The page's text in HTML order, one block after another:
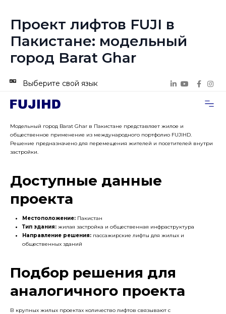
Проект лифтов FUJI в
Пакистане: модельный
город Barat Ghar
Выберите свой язык
Модельный город Barat Ghar в Пакистане представляет жилое и
общественное применение из международного портфолио FUJIHD.
Решение предназначено для перемещения жителей и посетителей внутри
застройки.
Доступные данные
проекта
Местоположение: Пакистан
Тип здания: жилая застройка и общественная инфраструктура
Направление решения: пассажирские лифты для жилых и
общественных зданий
Подбор решения для
аналогичного проекта
В крупных жилых проектах количество лифтов связывают с